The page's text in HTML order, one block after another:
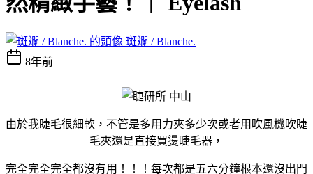
斑斕 / Blanche.
8年前
由於我睫毛很細軟，不管是多用力夾多少次或者用吹風機吹睫
毛夾還是直接買燙睫毛器，
完全完全完全都沒有用！！！每次都是五六分鐘根本還沒出門